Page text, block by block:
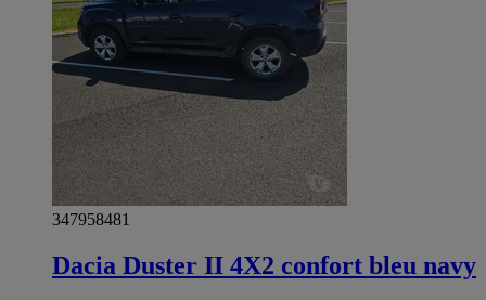
347958481
Dacia Duster II 4X2 confort bleu navy